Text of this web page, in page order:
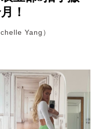
！
Yang）